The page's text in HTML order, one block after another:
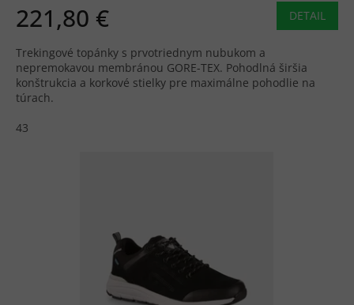
221,80 € DETAIL
Trekingové topánky s prvotriednym nubukom a
nepremokavou membránou GORE-TEX. Pohodlná širšia
konštrukcia a korkové stielky pre maximálne pohodlie na
túrach.
43